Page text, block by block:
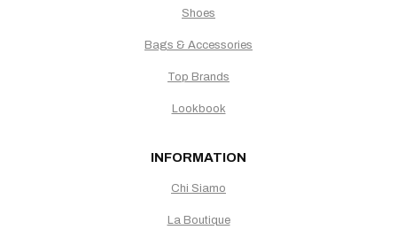
Shoes
Bags & Accessories
Top Brands
Lookbook
INFORMATION
Chi Siamo
La Boutique